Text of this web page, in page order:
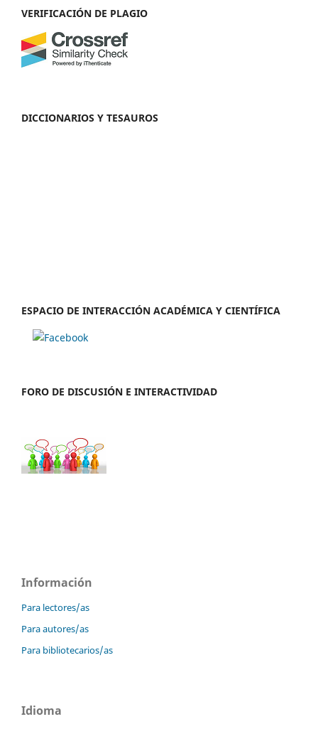
VERIFICACIÓN DE PLAGIO
DICCIONARIOS Y TESAUROS
ESPACIO DE INTERACCIÓN ACADÉMICA Y CIENTÍFICA
FORO DE DISCUSIÓN E INTERACTIVIDAD
Información
Para lectores/as
Para autores/as
Para bibliotecarios/as
Idioma